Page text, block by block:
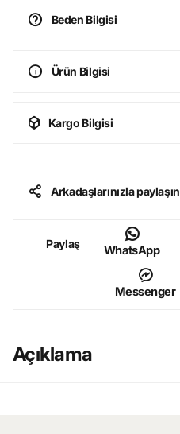
Beden Bilgisi
Ürün Bilgisi
Kargo Bilgisi
Arkadaşlarınızla paylaşın
Paylaş WhatsApp
Messenger
Açıklama